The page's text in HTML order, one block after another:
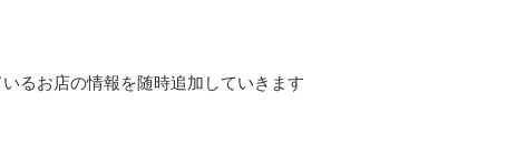
るお店の情報を随時追加していきます